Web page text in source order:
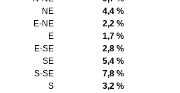
NE
4,4 %
E-NE
2,2 %
E
1,7 %
E-SE
2,8 %
SE
5,4 %
S-SE
7,8 %
S
3,2 %